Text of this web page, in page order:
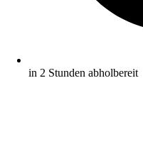
in 2 Stunden abholbereit